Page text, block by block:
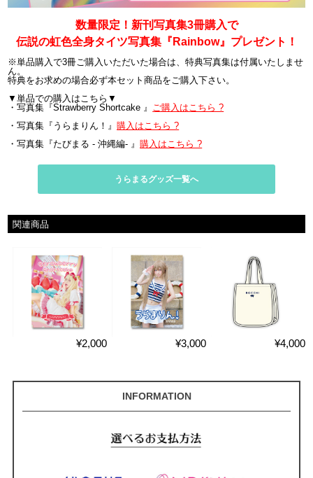
数量限定！新刊写真集3冊購入で
伝説の虹色全身タイツ写真集『Rainbow』プレゼント！
※単品購入で3冊ご購入いただいた場合は、特典写真集は付属いたしませ
ん。
特典をお求めの場合必ず本セット商品をご購入下さい。
▼単品での購入はこちら▼
・写真集『Strawberry Shortcake 』 ご購入はこちら ?
・写真集『うらまりん！』購入はこちら ?
・写真集『たびまる - 沖縄編- 』購入はこちら ?
うらまるグッズ一覧へ
関連商品
¥2,000 ¥3,000 ¥4,000
INFORMATION